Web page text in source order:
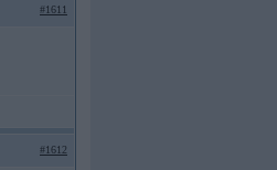
#1611
#1612